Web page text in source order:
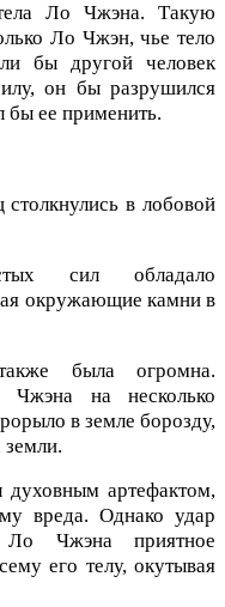
Ло Чжэна. Такую
Ло Чжэн, чье тело
бы другой человек
он бы разрушился
бы ее применить.
в лобовой
сил обладало
окружающие камни в
была огромна.
на несколько
в земле борозду,
земли.
артефактом,
вреда. Однако удар
Ло Чжэна приятное
его телу, окутывая